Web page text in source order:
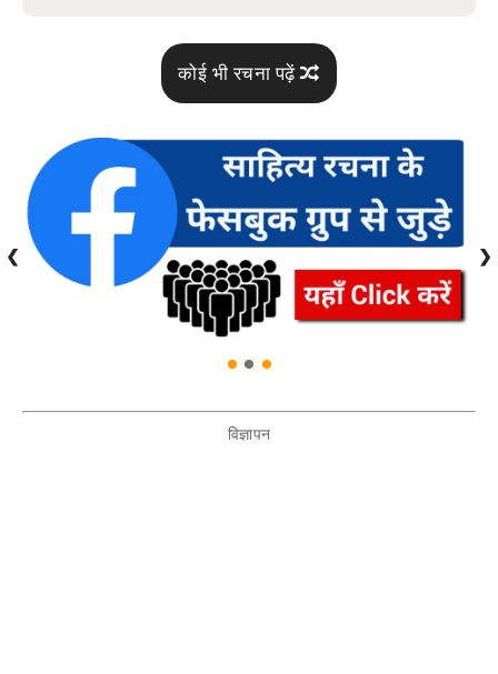
कोई भी रचना पढ़ें
❮ ❯
विज्ञापन